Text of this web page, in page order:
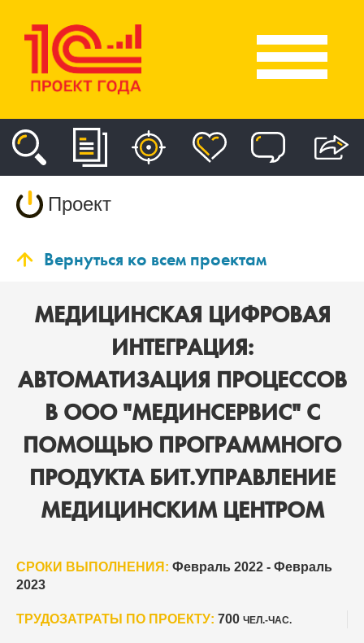
Проект
Вернуться ко всем проектам
МЕДИЦИНСКАЯ ЦИФРОВАЯ
ИНТЕГРАЦИЯ:
АВТОМАТИЗАЦИЯ ПРОЦЕССОВ
В ООО "МЕДИНСЕРВИС" С
ПОМОЩЬЮ ПРОГРАММНОГО
ПРОДУКТА БИТ.УПРАВЛЕНИЕ
МЕДИЦИНСКИМ ЦЕНТРОМ
СРОКИ ВЫПОЛНЕНИЯ: Февраль 2022 - Февраль
2023
ТРУДОЗАТРАТЫ ПО ПРОЕКТУ: 700 ЧЕЛ.-ЧАС.